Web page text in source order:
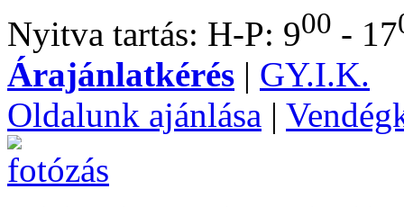
Nyitva tartás: H-P: 900 - 17
Árajánlatkérés | GY.I.K.
Oldalunk ajánlása |